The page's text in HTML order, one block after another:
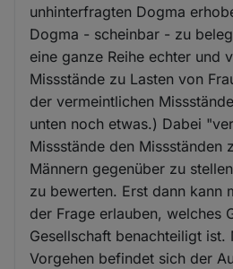
unhinterfragten Dogma
Dogma - scheinbar - zu
eine ganze Reihe echter und
Missstände zu Lasten von
der vermeintlichen
unten noch etwas.) Dabei
Missstände den Missständen
Männern gegenüber zu
zu bewerten. Erst dann kann
der Frage erlauben, welches
Gesellschaft benachteiligt ist.
Vorgehen befindet sich der